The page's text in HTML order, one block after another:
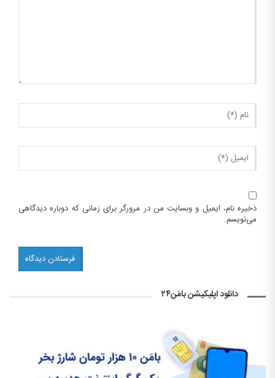
ذخیره نام، ایمیل و وبسایت من در مرورگر برای زمانی که دوباره دیدگاهی
می‌نویسم.
دانلود اپلیکیشن بامَن۲۴